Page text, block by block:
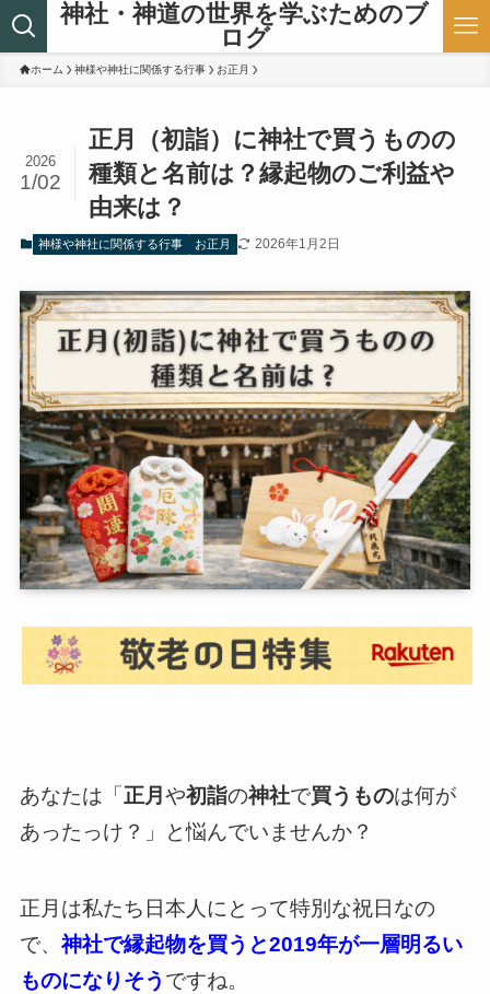
神社・神道の世界を学ぶためのブ
ログ
ホーム 神様や神社に関係する行事 お正月
正月（初詣）に神社で買うものの
種類と名前は？縁起物のご利益や
由来は？
2026
1/02
神様や神社に関係する行事 お正月 2026年1月2日
あなたは「正月 や初詣の神社で買うものは何が
あったっけ？」と悩んでいませんか？
正月は私たち日本人にとって特別な祝日なの
で、神社で縁起物を買うと2019年が一層明るい
ものになりそう ですね。